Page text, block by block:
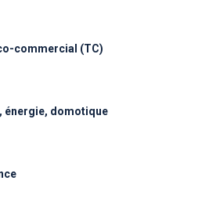
commercial (TC)
énergie, domotique